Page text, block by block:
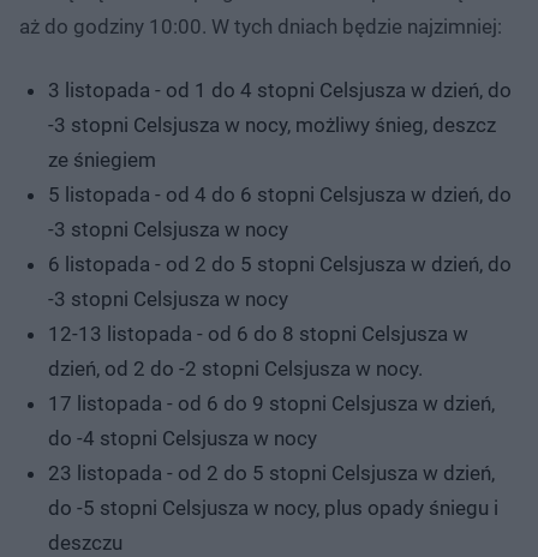
aż do godziny 10:00. W tych dniach będzie najzimniej:
3 listopada - od 1 do 4 stopni Celsjusza w dzień, do
-3 stopni Celsjusza w nocy, możliwy śnieg, deszcz
ze śniegiem
5 listopada - od 4 do 6 stopni Celsjusza w dzień, do
-3 stopni Celsjusza w nocy
6 listopada - od 2 do 5 stopni Celsjusza w dzień, do
-3 stopni Celsjusza w nocy
12-13 listopada - od 6 do 8 stopni Celsjusza w
dzień, od 2 do -2 stopni Celsjusza w nocy.
17 listopada - od 6 do 9 stopni Celsjusza w dzień,
do -4 stopni Celsjusza w nocy
23 listopada - od 2 do 5 stopni Celsjusza w dzień,
do -5 stopni Celsjusza w nocy, plus opady śniegu i
deszczu